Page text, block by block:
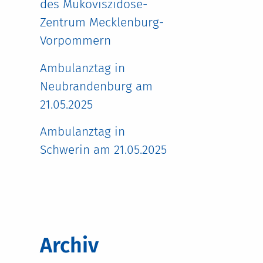
des Mukoviszidose-
Zentrum Mecklenburg-
Vorpommern
Ambulanztag in
Neubrandenburg am
21.05.2025
Ambulanztag in
Schwerin am 21.05.2025
Archiv